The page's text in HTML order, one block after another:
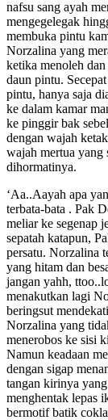
nafsu sang ayah
mengegelegak
membuka pintu
Norzalina yang
ketika menoleh
daun pintu.
pintu, hanya saja
ke dalam kamar
ke pinggir bak
dengan wajah
wajah mertua yang
dihormatinya.
‘Aa..Aayah apa
terbata-bata . Pak
meliar ke segenap
sepatah katapun,
persatu. Norzalina
yang hitam dan
jangan yahh,
menakutkan lagi
beringsut
Norzalina yang
menerobos ke sisi
Namun keadaan
dengan sigap
tangan kirinya
menghentak lepas
bermotif batik